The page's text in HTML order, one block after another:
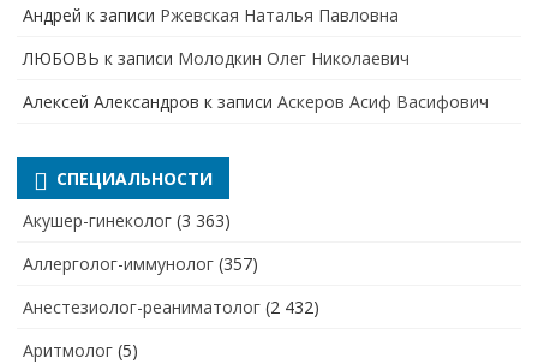
Андрей к записи Ржевская Наталья Павловна
ЛЮБОВЬ к записи Молодкин Олег Николаевич
Алексей Александров к записи Аскеров Асиф Васифович
СПЕЦИАЛЬНОСТИ
Акушер-гинеколог (3 363)
Аллерголог-иммунолог (357)
Анестезиолог-реаниматолог (2 432)
Аритмолог (5)